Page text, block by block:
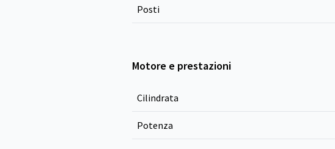
Posti
Motore e prestazioni
Cilindrata
Potenza